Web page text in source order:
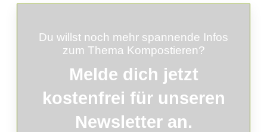
Du willst noch mehr spannende Infos
zum Thema Kompostieren?
Melde dich jetzt
kostenfrei für unseren
Newsletter an.